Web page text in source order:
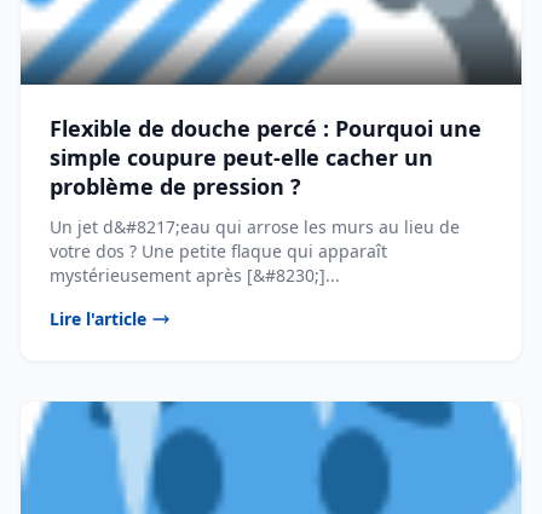
Flexible de douche percé : Pourquoi une
simple coupure peut-elle cacher un
problème de pression ?
Un jet d&#8217;eau qui arrose les murs au lieu de
votre dos ? Une petite flaque qui apparaît
mystérieusement après [&#8230;]...
Lire l'article